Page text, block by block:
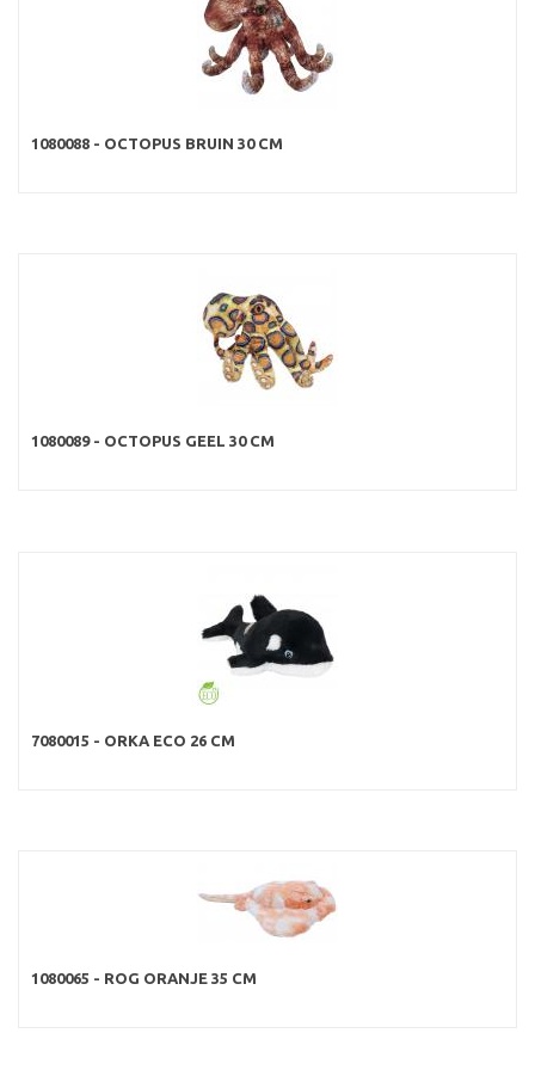
1080088 - OCTOPUS BRUIN 30 CM
1080089 - OCTOPUS GEEL 30 CM
7080015 - ORKA ECO 26 CM
1080065 - ROG ORANJE 35 CM